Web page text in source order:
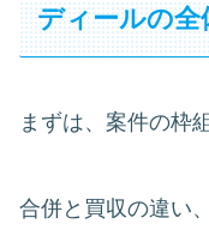
ディールの全
まずは、案件の枠
合併と買収の違い